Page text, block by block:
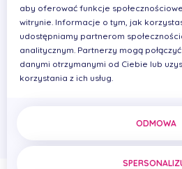
Iwona
Cierplikowska
Marek Adwent
aby oferować funkcje
witrynie. Informacje o tym, jak
udostępniamy partnerom
analitycznym. Partnerzy mogą
danymi otrzymanymi od Ciebie lub
korzystania z ich usług.
ODMOWA